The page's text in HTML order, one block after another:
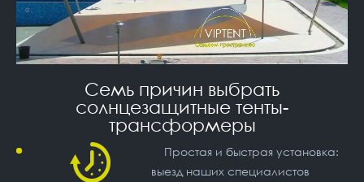
Семь причин выбрать
солнцезащитные тенты-
трансформеры
Простая и быстрая установка:
выезд наших специалистов